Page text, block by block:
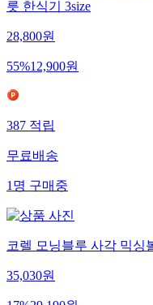
릇 한식기 3size
28,800원
55%12,900원
387적립
무료배송
1명구매중
코렐 모닝블루 사각 믹싱
35,030원